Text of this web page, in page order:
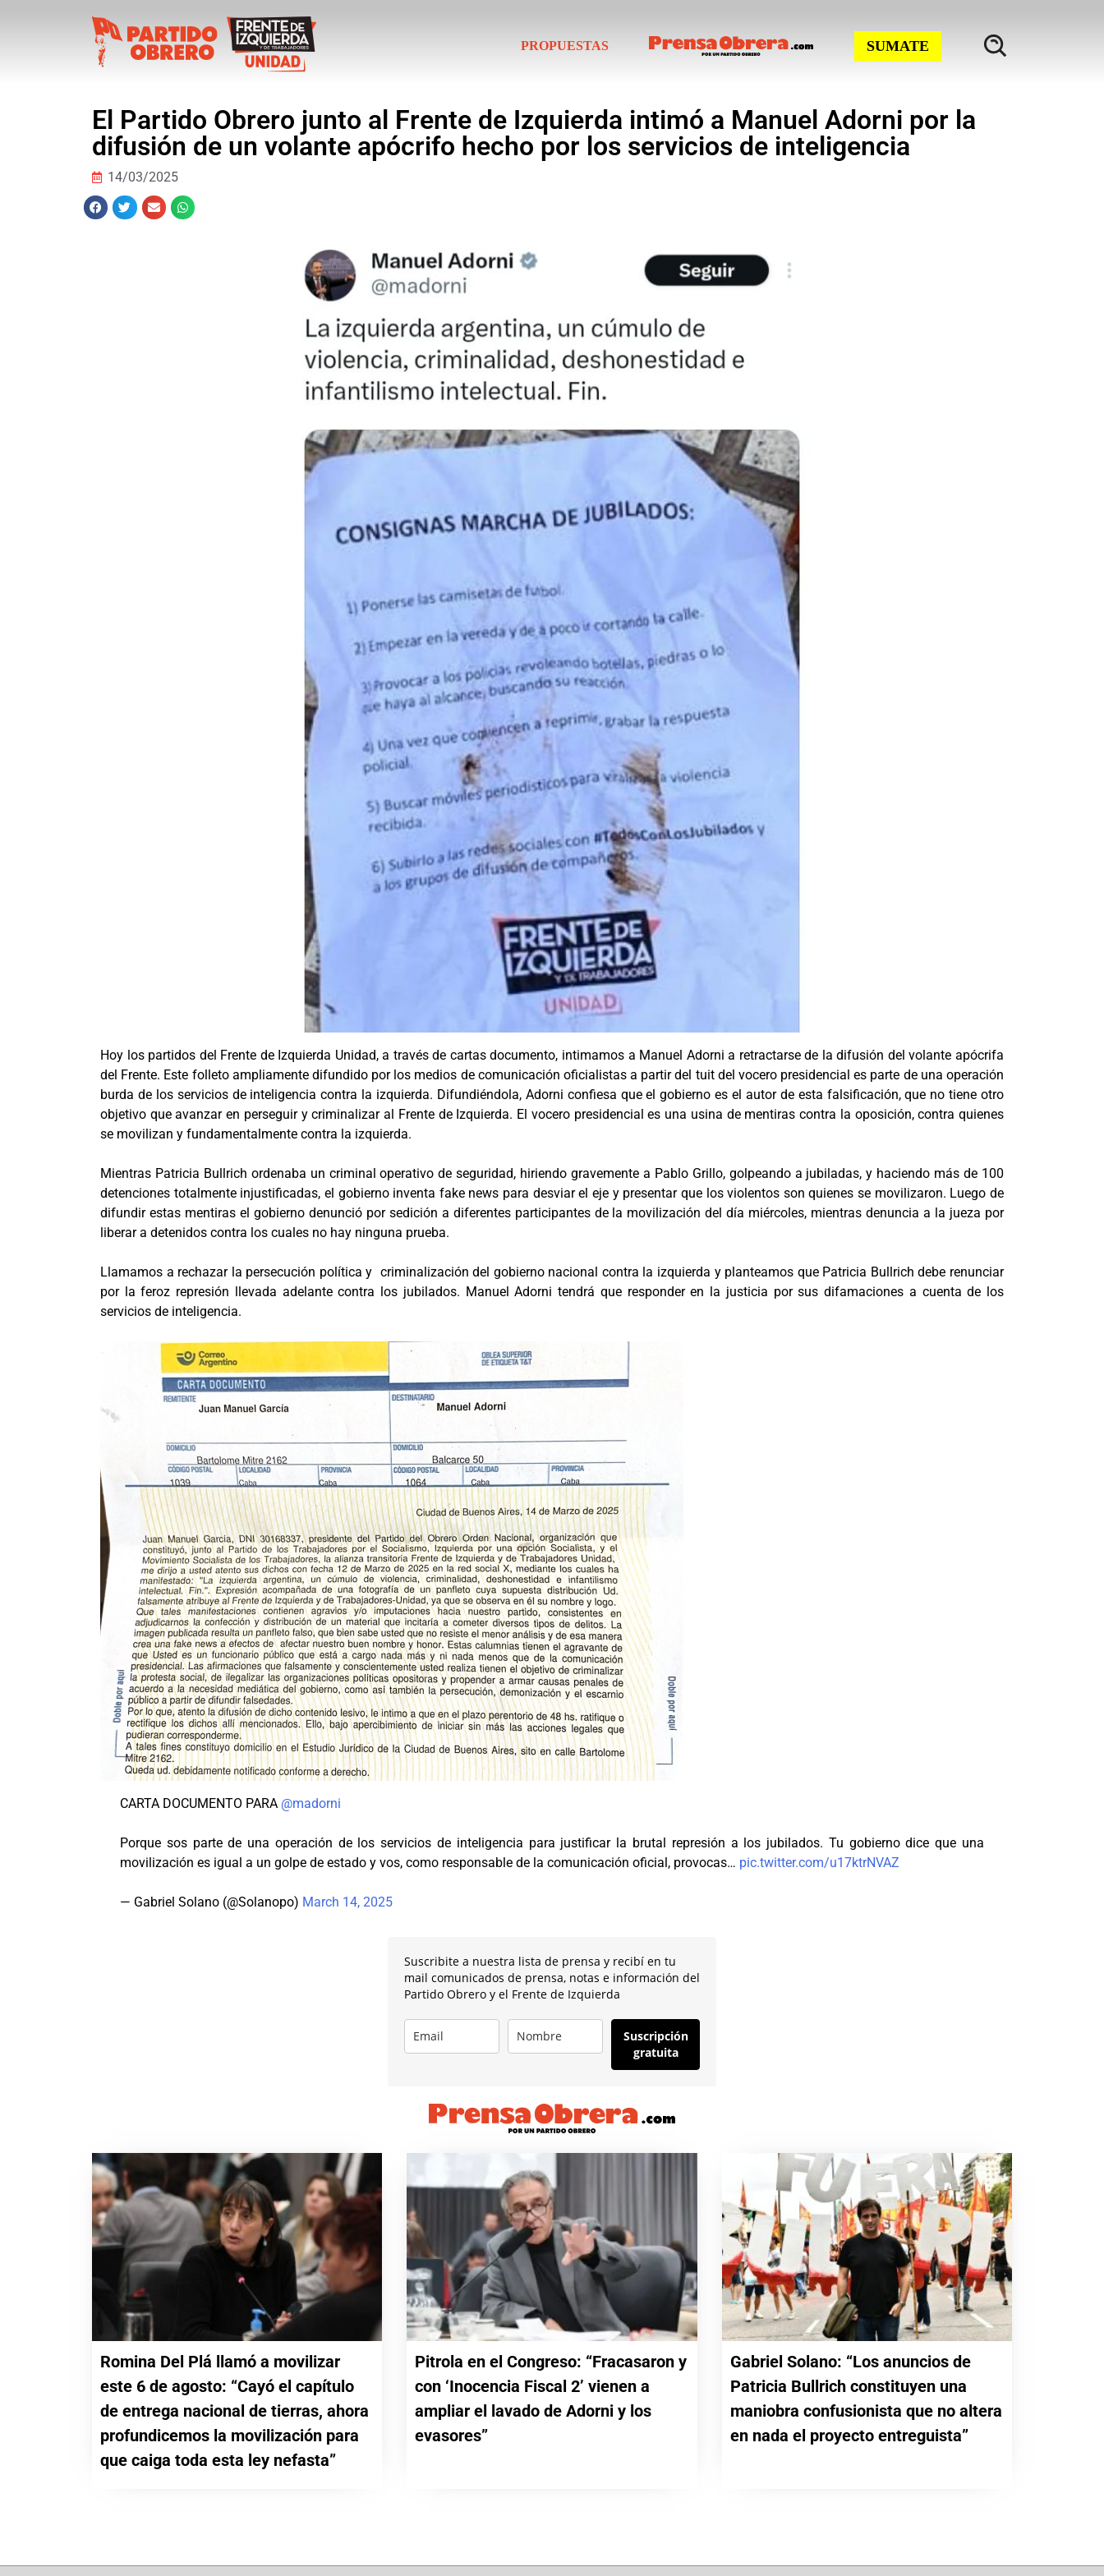
PROPUESTAS SUMATE
El Partido Obrero junto al Frente de Izquierda intimó a Manuel Adorni por la
difusión de un volante apócrifo hecho por los servicios de inteligencia
14/03/2025
Hoy los partidos del Frente de Izquierda Unidad, a través de cartas documento, intimamos a Manuel Adorni a retractarse de la difusión del volante apócrifa
del Frente. Este folleto ampliamente difundido por los medios de comunicación oficialistas a partir del tuit del vocero presidencial es parte de una operación
burda de los servicios de inteligencia contra la izquierda. Difundiéndola, Adorni confiesa que el gobierno es el autor de esta falsificación, que no tiene otro
objetivo que avanzar en perseguir y criminalizar al Frente de Izquierda. El vocero presidencial es una usina de mentiras contra la oposición, contra quienes
se movilizan y fundamentalmente contra la izquierda.
Mientras Patricia Bullrich ordenaba un criminal operativo de seguridad, hiriendo gravemente a Pablo Grillo, golpeando a jubiladas, y haciendo más de 100
detenciones totalmente injustificadas, el gobierno inventa fake news para desviar el eje y presentar que los violentos son quienes se movilizaron. Luego de
difundir estas mentiras el gobierno denunció por sedición a diferentes participantes de la movilización del día miércoles, mientras denuncia a la jueza por
liberar a detenidos contra los cuales no hay ninguna prueba.
Llamamos a rechazar la persecución política y criminalización del gobierno nacional contra la izquierda y planteamos que Patricia Bullrich debe renunciar
por la feroz represión llevada adelante contra los jubilados. Manuel Adorni tendrá que responder en la justicia por sus difamaciones a cuenta de los
servicios de inteligencia.
CARTA DOCUMENTO PARA @madorni
Porque sos parte de una operación de los servicios de inteligencia para justificar la brutal represión a los jubilados. Tu gobierno dice que una
movilización es igual a un golpe de estado y vos, como responsable de la comunicación oficial, provocas… pic.twitter.com/u17ktrNVAZ
— Gabriel Solano (@Solanopo) March 14, 2025
Suscribite a nuestra lista de prensa y recibí en tu
mail comunicados de prensa, notas e información del
Partido Obrero y el Frente de Izquierda
Suscripción
gratuita
Romina Del Plá llamó a movilizar
este 6 de agosto: “Cayó el capítulo
de entrega nacional de tierras, ahora
profundicemos la movilización para
que caiga toda esta ley nefasta”
Pitrola en el Congreso: “Fracasaron y
con ‘Inocencia Fiscal 2’ vienen a
ampliar el lavado de Adorni y los
evasores”
Gabriel Solano: “Los anuncios de
Patricia Bullrich constituyen una
maniobra confusionista que no altera
en nada el proyecto entreguista”